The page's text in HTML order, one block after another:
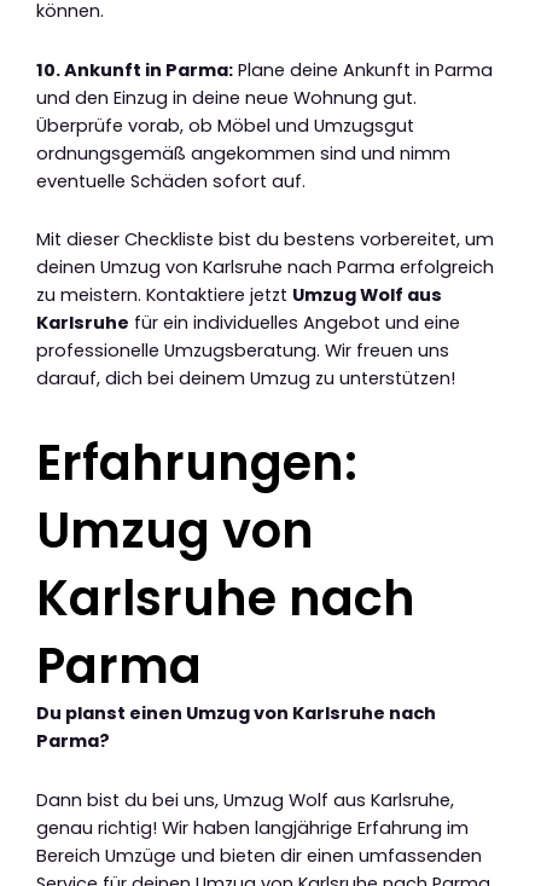
können.
10. Ankunft in Parma: Plane deine Ankunft in Parma
und den Einzug in deine neue Wohnung gut.
Überprüfe vorab, ob Möbel und Umzugsgut
ordnungsgemäß angekommen sind und nimm
eventuelle Schäden sofort auf.
Mit dieser Checkliste bist du bestens vorbereitet, um
deinen Umzug von Karlsruhe nach Parma erfolgreich
zu meistern. Kontaktiere jetzt Umzug Wolf aus
Karlsruhe für ein individuelles Angebot und eine
professionelle Umzugsberatung. Wir freuen uns
darauf, dich bei deinem Umzug zu unterstützen!
Erfahrungen:
Umzug von
Karlsruhe nach
Parma
Du planst einen Umzug von Karlsruhe nach
Parma?
Dann bist du bei uns, Umzug Wolf aus Karlsruhe,
genau richtig! Wir haben langjährige Erfahrung im
Bereich Umzüge und bieten dir einen umfassenden